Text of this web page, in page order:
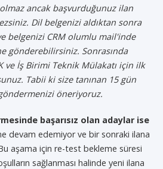
ancak başvurduğunuz ilan
Dil belgenizi aldıktan sonra
belgenizi CRM olumlu mail'inde
gönderebilirsiniz. Sonrasında
ve İş Birimi Teknik Mülakatı için ilk
Tabii ki size tanınan 15 gün
öneriyoruz.
başarısız olan adaylar ise
devam edemiyor ve bir sonraki ilana
aşama için re-test bekleme süresi
sağlanması halinde yeni ilana